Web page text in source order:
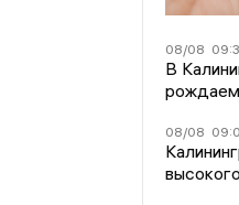
08/08
В
08/08